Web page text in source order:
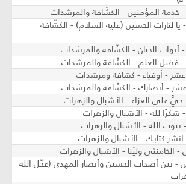
خدمة المؤمنين - الكشّافة والمرشدات
لثارات الحسين (عليه السلام) - الكشّافة
أبواب الجنان - الكشّافة والمرشدات
- فضل العلم - الكشّافة والمرشدات
- أوفياء - كشافة ومرشدات
- أنصارك - الكشّافة والمرشدات
على العزاء - الأشبال والزهرات
شكرًا لله - الأشبال والزهرات
الله - الأشبال والزهرات
كتابك - الأشبال والزهرات
وليّنا - الأشبال والزهرات
بين أصحاب الحسين وأنصار المهدي (عجّل الله